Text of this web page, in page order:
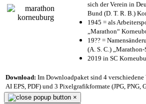
sich der Verein in
Bund (D. T. R. B.)
1945 = als
„Marathon“
19?? =
(A. S. C.)
2019 in SC
Download: Im Downloadpaket sind 4
AI EPS, PDF) und 3 Pixelgrafikformate (JPG, PNG,
×